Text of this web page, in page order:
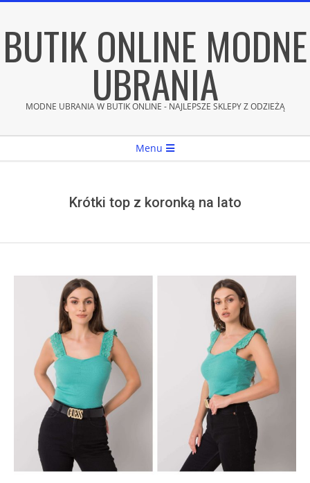
content
BUTIK ONLINE MODNE
UBRANIA
MODNE UBRANIA W BUTIK ONLINE - NAJLEPSZE SKLEPY Z ODZIEŻĄ
Menu
Krótki top z koronką na lato